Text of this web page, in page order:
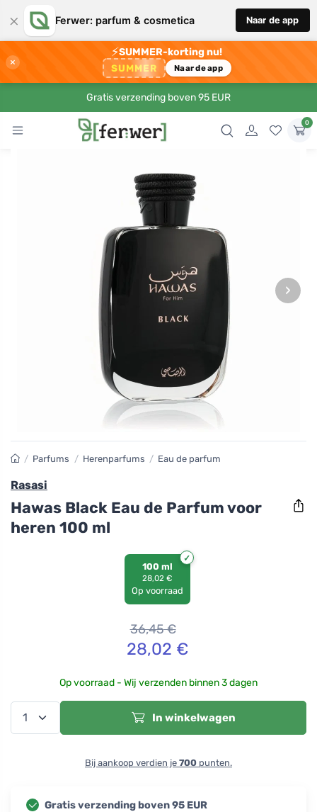
× Ferwer: parfum & cosmetica Naar de app
×
⚡SUMMER-korting nu!
SUMMER Naar de app
Gratis verzending boven 95 EUR
0
›
/ Parfums / Herenparfums / Eau de parfum
Rasasi
Hawas Black Eau de Parfum voor
heren 100 ml
100 ml
28,02 €
Op voorraad
36,45€
28,02 €
Op voorraad - Wij verzenden binnen 3 dagen
In winkelwagen
Bij aankoop verdien je 700 punten.
Gratis verzending boven 95 EUR